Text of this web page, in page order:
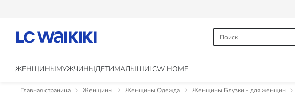
ЖЕНЩИНЫМУЖЧИНЫДЕТИМАЛЫШИLCW HOME
Главная страница Женщины Женщины Одежда Женщины Блузки - для женщин